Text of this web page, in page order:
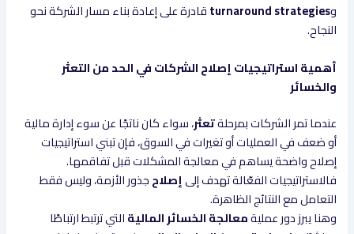
وturnaround strategiesقادرة على إعادة بناء مسار الشركة نحو
النجاح.
أهمية استراتيجيات إصلاح الشركات في الحد من التعثر
والخسائر
عندما تمر الشركات بمرحلةتعثر، سواء كان ناتجًا عن سوء إدارة مالية
أو ضعف في العمليات أو تغيرات في السوق، فإن تبني استراتيجيات
إصلاح واضحة يساهم في معالجة المشكلات قبل تفاقمها.
فالاستراتيجيات الفعّالة تهدف إلىإصلاحجذور الأزمة، وليس فقط
التعامل مع النتائج الظاهرة.
وهنا يبرز دور عمليةمعالجة الخسائر الماليةالتي ترتبط ارتباطًا